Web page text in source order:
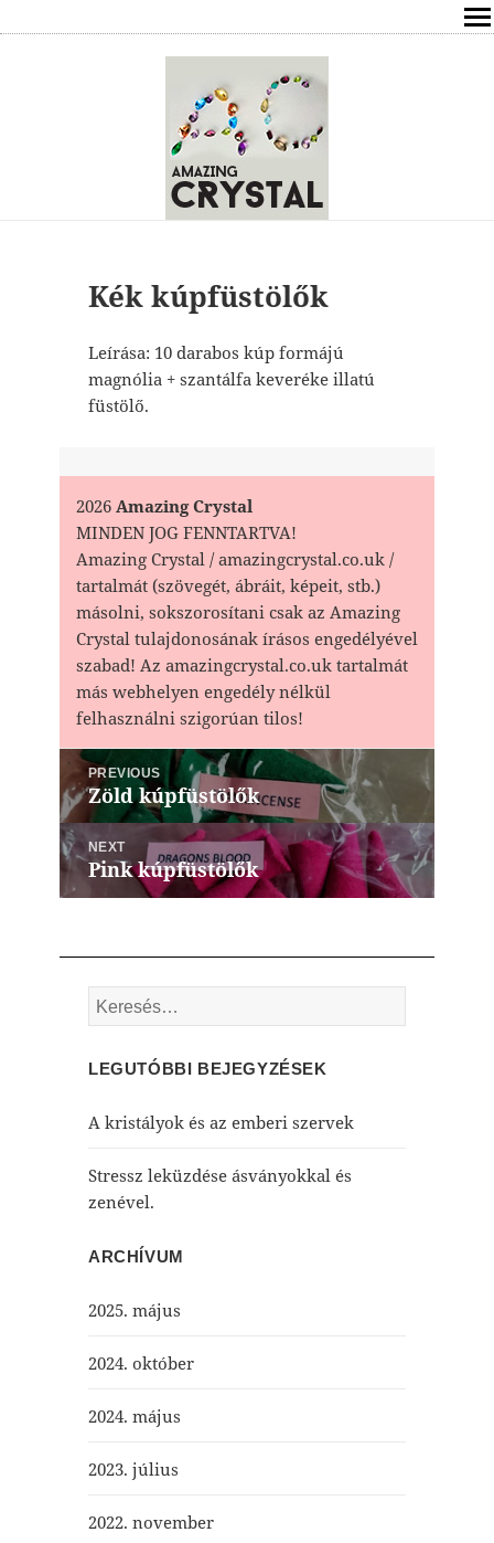
ÍRÁSOK
ÁSVÁNYOK HATÁSAI
ELÉRHETŐSÉG
FREE
Kék kúpfüstölők
Leírása: 10 darabos kúp formájú
magnólia + szantálfa keveréke illatú
füstölő.
2026Amazing Crystal
MINDEN JOG FENNTARTVA!
Amazing Crystal / amazingcrystal.co.uk /
tartalmát (szövegét, ábráit, képeit, stb.)
másolni, sokszorosítani csak az Amazing
Crystal tulajdonosának írásos engedélyével
szabad! Az amazingcrystal.co.uk tartalmát
más webhelyen engedély nélkül
felhasználni szigorúan tilos!
Bejegyzés
navigáció
PREVIOUS
Previous
post:
Zöld kúpfüstölők
NEXT
Next
post:
Pink kúpfüstölők
Keresés:
LEGUTÓBBI BEJEGYZÉSEK
A kristályok és az emberi szervek
Stressz leküzdése ásványokkal és
zenével.
ARCHÍVUM
2025. május
2024. október
2024. május
2023. július
2022. november